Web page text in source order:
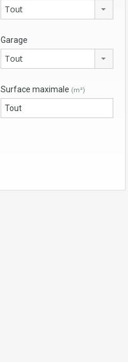
Tout
Garage
Tout
Surface maximale (m²)